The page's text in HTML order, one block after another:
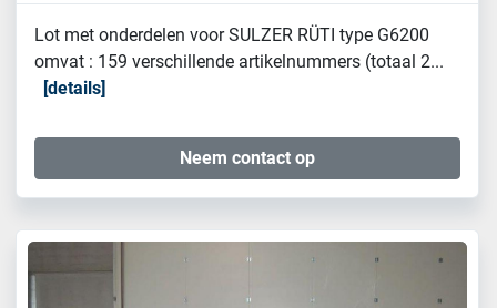
Lot met onderdelen voor SULZER RÜTI type G6200
omvat : 159 verschillende artikelnummers (totaal 2...
details
Neem contact op